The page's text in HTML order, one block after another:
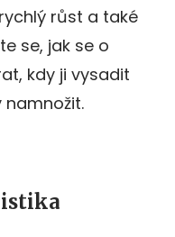
růst a také
se, jak se o
kdy ji vysadit